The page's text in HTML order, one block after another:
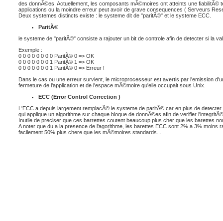
des donnÃ©es. Actuellement, les composants mÃ©moires ont atteints une
applications ou la moindre erreur peut avoir de grave consequences ( Serveurs
Deux systemes distincts existe : le systeme dit de "paritÃ©" et le systeme ECC.
ParitÃ©
le systeme de "paritÃ©" consiste a rajouter un bit de controle afin de detecter si la
Exemple :
0 0 0 0 0 0 0 0 ParitÃ© 0 => OK
0 0 0 0 0 0 0 1 ParitÃ© 1 => OK
0 0 0 0 0 0 0 1 ParitÃ© 0 => Erreur !
Dans le cas ou une erreur survient, le microprocesseur est avertis par l'emission
fermeture de l'application et de l'espace mÃ©moire qu'elle occupait sous Unix.
ECC (Error Control Correction )
L'ECC a depuis largement remplacÃ© le systeme de paritÃ© car en plus de
qui applique un algorithme sur chaque bloque de donnÃ©es afin de verifier
Inutile de preciser que ces barrettes coutent beaucoup plus cher que les barettes
A noter que du a la presence de l'agorithme, les barettes ECC sont 2% a 3%
facilement 50% plus chere que les mÃ©moires standards...